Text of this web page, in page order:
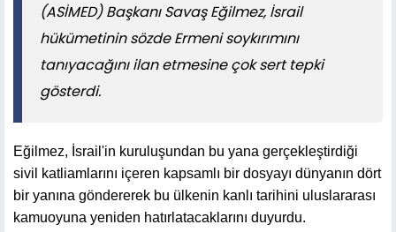
(ASİMED) Başkanı Savaş Eğilmez, İsrail
hükümetinin sözde Ermeni soykırımını
tanıyacağını ilan etmesine çok sert tepki
gösterdi.
Eğilmez, İsrail'in kuruluşundan bu yana gerçekleştirdiği
sivil katliamlarını içeren kapsamlı bir dosyayı dünyanın dört
bir yanına göndererek bu ülkenin kanlı tarihini uluslararası
kamuoyuna yeniden hatırlatacaklarını duyurdu.